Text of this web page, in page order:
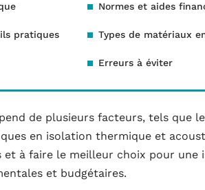
Normes et aides
pratiques Types de matériaux
Erreurs à éviter
de plusieurs facteurs, tels que
en isolation thermique et
et à faire le meilleur choix pour
et budgétaires.